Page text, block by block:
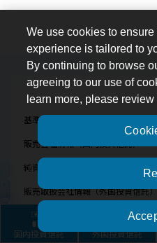
国内投資信託 外国投資信託
基準価額一覧（国内投資信託）
販売会社情報（国内投資信託）
純資産価格一覧（外国投資信託）
販売取扱会社情報（外国投資信託）
運用サービス
We use cookies to
experience is tailored to
By continuing to browse
agreeing to our use of
learn more, please review